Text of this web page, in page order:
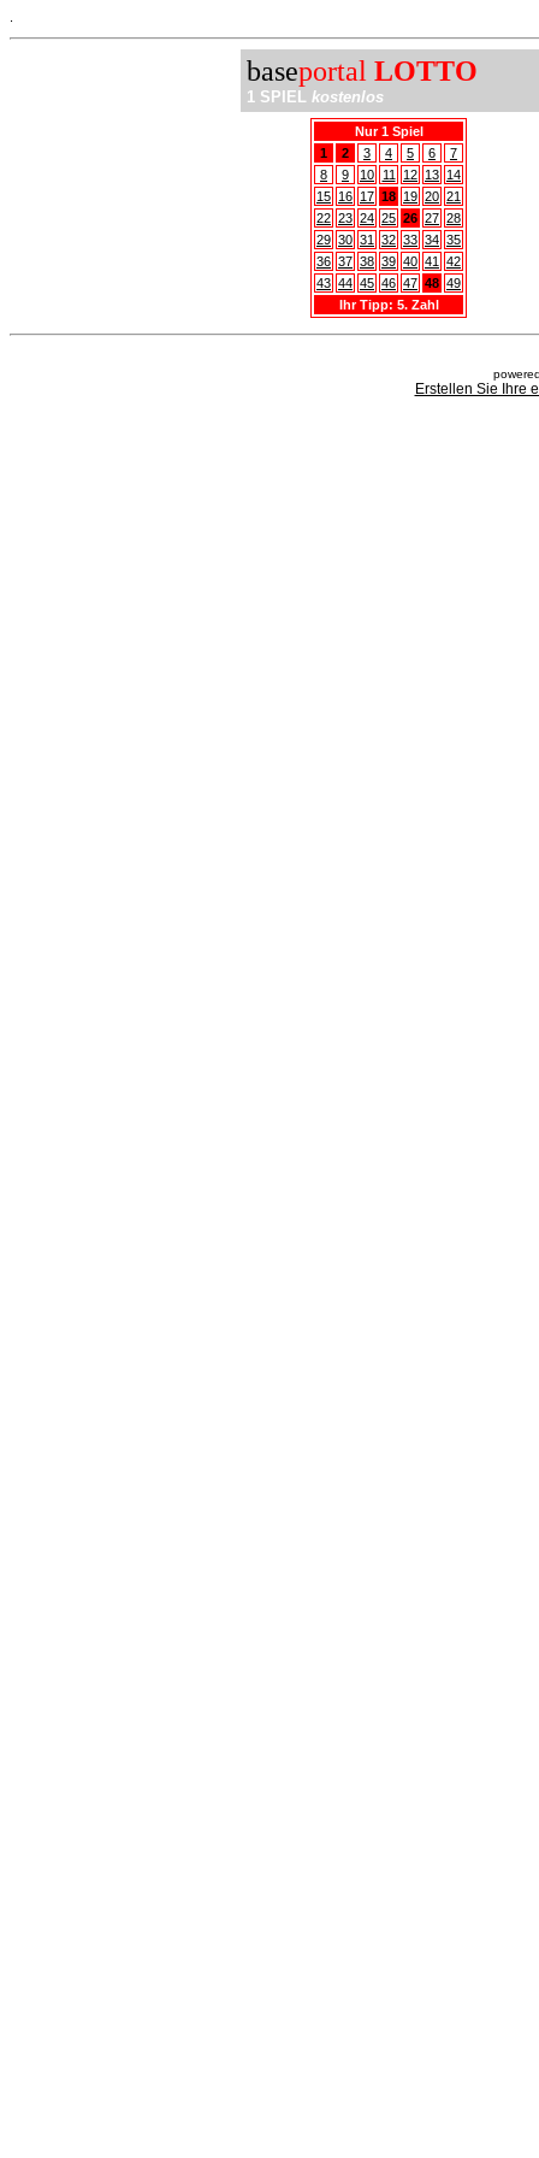
baseportal LOTTO
1 SPIEL kostenlos
Nur 1 Spiel
1
2 3 4 5 6
7
8
9 10 11 12 13 14
15 16 17 18 19 20 21
22 23 24 25 26 27 28
29 30 31 32 33 34 35
36 37 38 39 40 41
42
43 44 45 46 47 48 49
Ihr Tipp: 5. Zahl
Erstellen Sie Ihre